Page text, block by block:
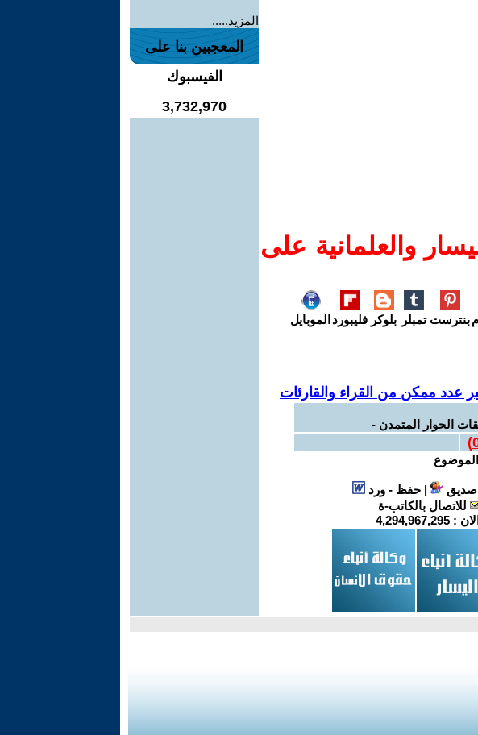
والعلمانية على
بنترست تمبلر بلوكر فليبورد الموبايل
عدد ممكن من القراء والقارئات
الحوار المتمدن -
)
الموضوع
صديق |حفظ - ورد
للاتصال بالكاتب-ة
:
4,294,967,295
المزيد.....
المعجبين بنا على
الفيسبوك
3,732,970